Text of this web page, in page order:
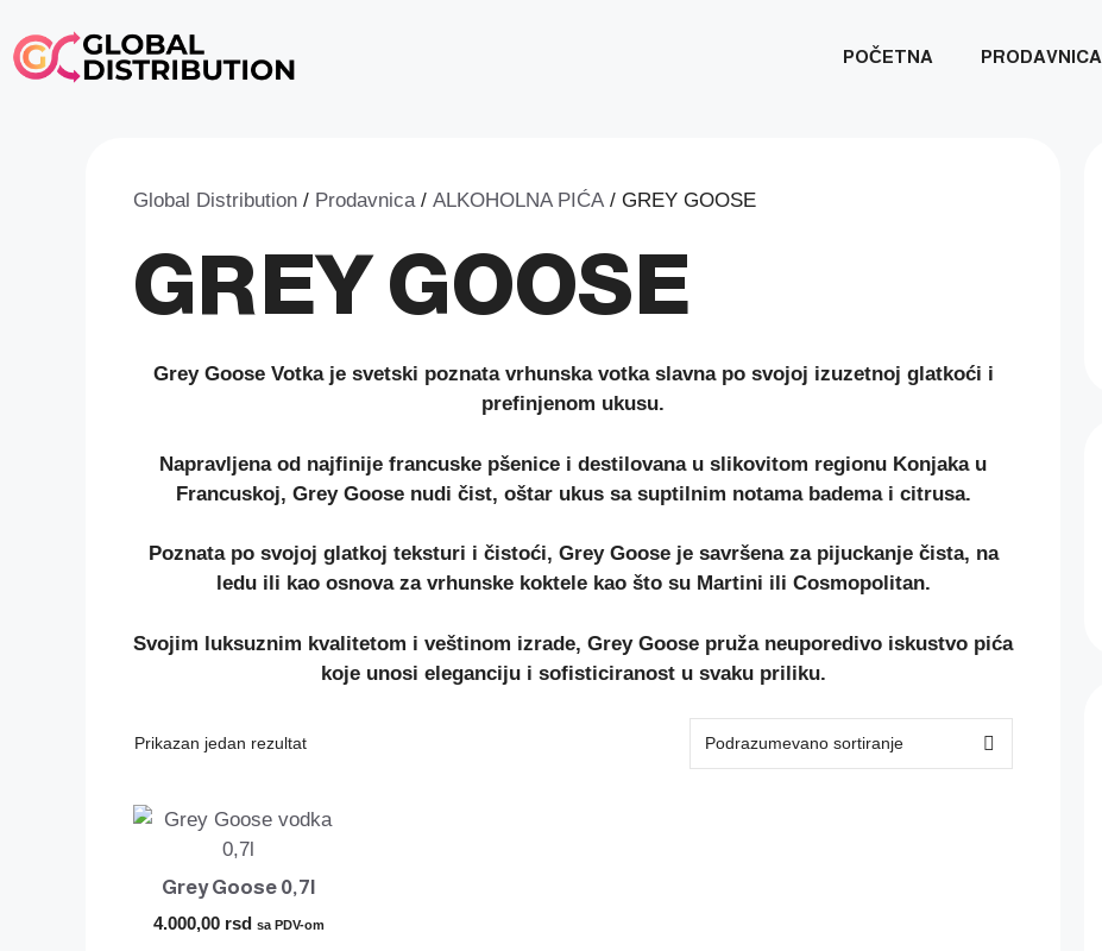
to
content
POČETNA PRODAVNICA
Global Distribution / Prodavnica/ ALKOHOLNA PIĆA / GREY GOOSE
GREY GOOSE
Grey Goose Votka je svetski poznata vrhunska votka slavna po svojoj izuzetnoj glatkoći i
prefinjenom ukusu.
Napravljena od najfinije francuske pšenice i destilovana u slikovitom regionu Konjaka u
Francuskoj, Grey Goose nudi čist, oštar ukus sa suptilnim notama badema i citrusa.
Poznata po svojoj glatkoj teksturi i čistoći, Grey Goose je savršena za pijuckanje čista, na
ledu ili kao osnova za vrhunske koktele kao što su Martini ili Cosmopolitan.
Svojim luksuznim kvalitetom i veštinom izrade, Grey Goose pruža neuporedivo iskustvo pića
koje unosi eleganciju i sofisticiranost u svaku priliku.
Prikazan jedan rezultat
Grey Goose 0,7l
4.000,00 rsd sa PDV-om